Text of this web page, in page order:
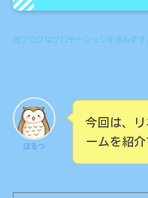
当ブログはプロモーションを含みます
ぼるつ
今回は、リ
ームを紹介